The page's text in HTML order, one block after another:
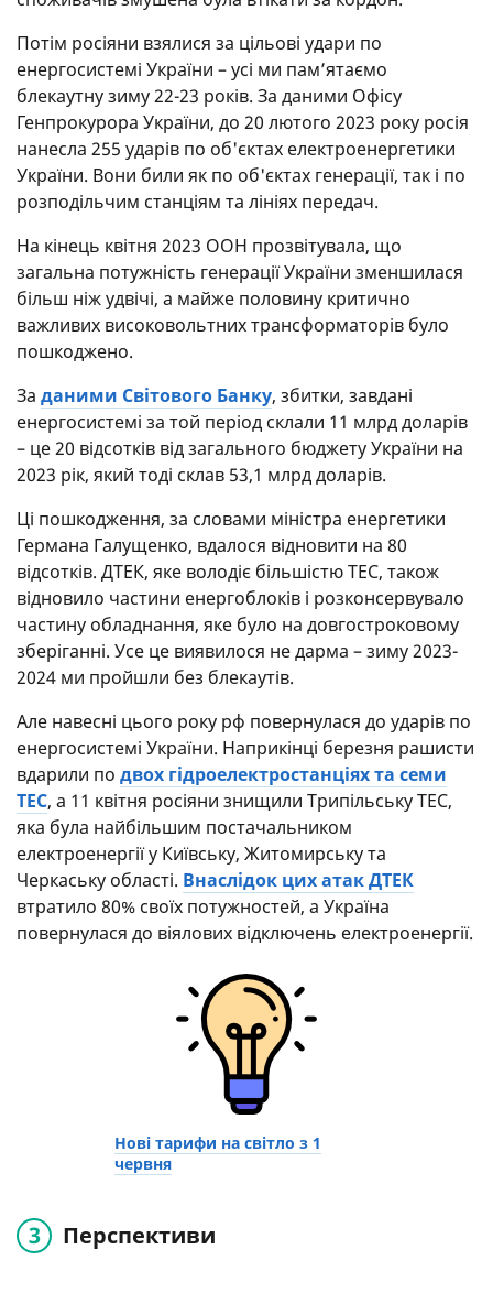
Потім росіяни взялися за цільові удари по
енергосистемі України – усі ми пам’ятаємо
блекаутну зиму 22-23 років. За даними Офісу
Генпрокурора України, до 20 лютого 2023 року росія
нанесла 255 ударів по об'єктах електроенергетики
України. Вони били як по об'єктах генерації, так і по
розподільчим станціям та лініях передач.
На кінець квітня 2023 ООН прозвітувала, що
загальна потужність генерації України зменшилася
більш ніж удвічі, а майже половину критично
важливих високовольтних трансформаторів було
пошкоджено.
За даними Світового Банку, збитки, завдані
енергосистемі за той період склали 11 млрд доларів
– це 20 відсотків від загального бюджету України на
2023 рік, який тоді склав 53,1 млрд доларів.
Ці пошкодження, за словами міністра енергетики
Германа Галущенко, вдалося відновити на 80
відсотків. ДТЕК, яке володіє більшістю ТЕС, також
відновило частини енергоблоків і розконсервувало
частину обладнання, яке було на довгостроковому
зберіганні. Усе це виявилося не дарма – зиму 2023-
2024 ми пройшли без блекаутів.
Але навесні цього року рф повернулася до ударів по
енергосистемі України. Наприкінці березня рашисти
вдарили по двох гідроелектростанціях та семи
ТЕС, а 11 квітня росіяни знищили Трипільську ТЕС,
яка була найбільшим постачальником
електроенергії у Київську, Житомирську та
Черкаську області. Внаслідок цих атак ДТЕК
втратило 80% своїх потужностей, а Україна
повернулася до віялових відключень електроенергії.
Нові тарифи на світло з 1
червня
Перспективи